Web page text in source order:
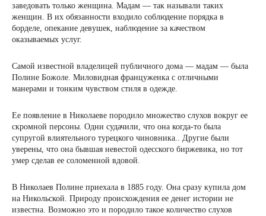
заведовать только женщина. Мадам — так называли таких
женщин. В их обязанности входило соблюдение порядка в
борделе, опекание девушек, наблюдение за качеством
оказываемых услуг.
Самой известной владелицей публичного дома — мадам — была
Полине Божоле. Миловидная француженка с отличными
манерами и тонким чувством стиля в одежде.
Ее появление в Николаеве породило множество слухов вокруг ее
скромной персоны. Одни судачили, что она когда-то была
супругой влиятельного турецкого чиновника.. Другие были
уверены, что она бывшая невестой одесского биржевика, но тот
умер сделав ее соломенной вдовой.
В Николаев Полине приехала в 1885 году. Она сразу купила дом
на Никольской. Природу происхождения ее денег истории не
известна. Возможно это и породило такое количество слухов